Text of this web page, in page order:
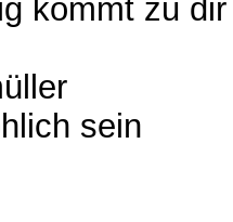
kommt zu dir
sein